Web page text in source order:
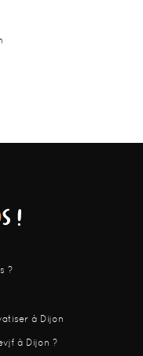
?
à Dijon
à Dijon ?